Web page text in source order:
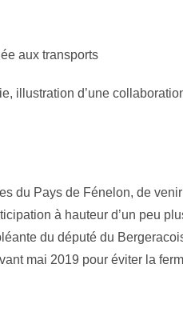
aux transports
illustration d’une
du Pays de Fénelon, de
à hauteur d’un peu
du député du
mai 2019 pour éviter la